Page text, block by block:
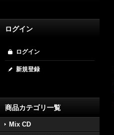
ログイン
ログイン
新規登録
商品カテゴリ一覧
Mix CD